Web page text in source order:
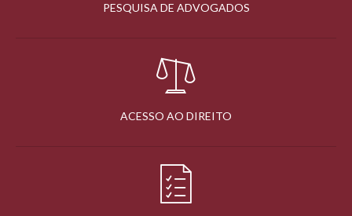
PESQUISA DE ADVOGADOS
ACESSO AO DIREITO